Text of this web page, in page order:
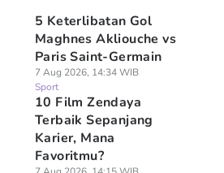
5 Keterlibatan Gol
Maghnes Akliouche vs
Paris Saint-Germain
7 Aug 2026, 14:34 WIB
Sport
10 Film Zendaya
Terbaik Sepanjang
Karier, Mana
Favoritmu?